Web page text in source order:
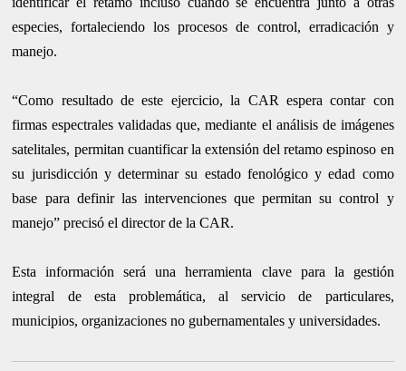
especies, fortaleciendo los procesos de control, erradicación y
manejo.
“Como resultado de este ejercicio, la CAR espera contar con
firmas espectrales validadas que, mediante el análisis de imágenes
satelitales, permitan cuantificar la extensión del retamo espinoso en
su jurisdicción y determinar su estado fenológico y edad como
base para definir las intervenciones que permitan su control y
manejo” precisó el director de la CAR.
Esta información será una herramienta clave para la gestión
integral de esta problemática, al servicio de particulares,
municipios, organizaciones no gubernamentales y universidades.